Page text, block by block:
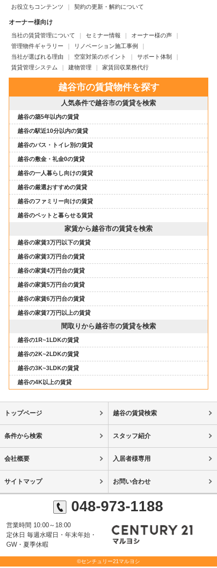
お役立ちコンテンツ
契約の更新・解約について
オーナー様向け
当社の賃貸管理について セミナー情報
オーナー様の声
管理物件ギャラリー
リノベーション施工事例
当社が選ばれる理由
空室対策のポイント
サポート体制
賃貸管理システム
建物管理 家賃回収業務代行
越谷市の賃貸物件を探す
人気条件で越谷市の賃貸を検索
越谷の築5年以内の賃貸
越谷の駅近10分以内の賃貸
越谷のバス・トイレ別の賃貸
越谷の敷金・礼金0の賃貸
越谷の一人暮らし向けの賃貸
越谷の厳選おすすめの賃貸
越谷のファミリー向けの賃貸
越谷のペットと暮らせる賃貸
家賃から越谷市の賃貸を検索
越谷の家賃3万円以下の賃貸
越谷の家賃3万円台の賃貸
越谷の家賃4万円台の賃貸
越谷の家賃5万円台の賃貸
越谷の家賃6万円台の賃貸
越谷の家賃7万円以上の賃貸
間取りから越谷市の賃貸を検索
越谷の1R~1LDKの賃貸
越谷の2K~2LDKの賃貸
越谷の3K~3LDKの賃貸
越谷の4K以上の賃貸
トップページ 越谷の賃貸検索
条件から検索 スタッフ紹介
会社概要 入居者様専用
サイトマップ お問い合わせ
048-973-1188
営業時間 10:00～18:00
定休日 毎週水曜日・年末年始・
GW・夏季休暇
©センチュリー21マルヨシ